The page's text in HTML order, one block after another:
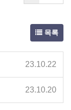
목록
23.10.22
23.10.20